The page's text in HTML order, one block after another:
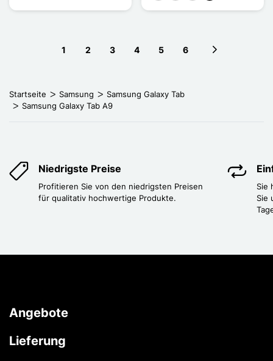
1 2 3 4 5 6
Startseite Samsung
Samsung Galaxy Tab
Samsung Galaxy Tab A9
Niedrigste Preise
Profitieren Sie von den niedrigsten Preisen
für qualitativ hochwertige Produkte.
Sie
Sie
Angebote
Lieferung